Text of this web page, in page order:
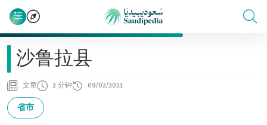
沙鲁拉县
文章 2 分钟 09/02/2021
省市